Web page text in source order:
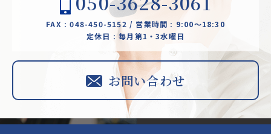
FAX : 048-450-5152 / 営業時間 : 9:00～18:30
定休日 : 毎月第1・3水曜日
お問い合わせ